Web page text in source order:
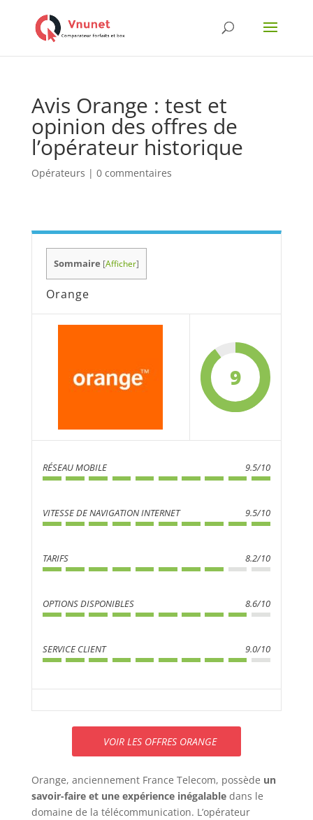
Avis Orange : test et
opinion des offres de
l’opérateur historique
Opérateurs | 0 commentaires
Sommaire [Afficher]
Orange
9
RÉSEAU MOBILE 9.5/10
VITESSE DE NAVIGATION INTERNET 9.5/10
TARIFS 8.2/10
OPTIONS DISPONIBLES 8.6/10
SERVICE CLIENT 9.0/10
VOIR LES OFFRES ORANGE
Orange, anciennement France Telecom, possède un
savoir-faire et une expérience inégalabledans le
domaine de la télécommunication. L’opérateur